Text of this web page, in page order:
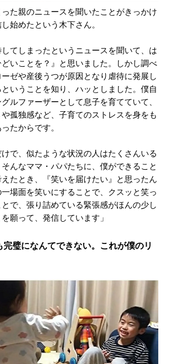
た親のニュースを聞いたことがきっかけ
始めたという木下さん。
してしまったというニュースを聞いて、は
いことを？』と思いました。しかし調べ
ゼや産後うつが原因となり虐待に発展し
いうことを知り、ハッとしました。僕自
ルファーザーとして息子を育てていて、
孤独感など、子育てのストレスを身をも
たからです。
で、似たような状況の人はたくさんいる
んなママ・パパたちに、僕ができること
たとき、『笑いを届けたい』と思ったん
場面を笑いにすることで、クスッと笑っ
で、張り詰めている緊張感がほんの少し
願って、発信しています」
璧になんてできない。これが僕のリ